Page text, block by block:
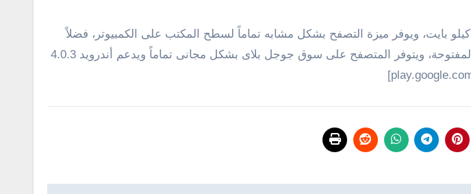
يأتى المتصفح مع تصميم أنيق مع أمكانية تخصيص المتصفح وحجم صغير لا يتعدى 370 كيلو بايت، ويوفر ميزة التصفح بشكل مشابه تماماً لسطح المكتب على الكمبيوتر، فضلاً
علامات التبويب المفتوحة، ويتوفر المتصفح على سوق جوجل بلاى بشكل مجانى تماماً ويدعم أندرويد 4.0.3